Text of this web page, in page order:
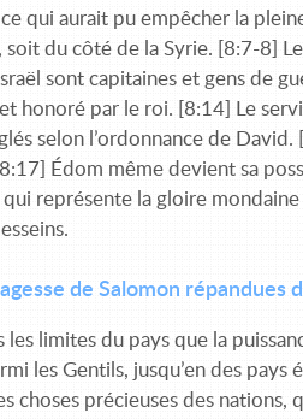
qui aurait pu empêcher la
du côté de la Syrie. [8:7-8]
sont capitaines et gens de
honoré par le roi. [8:14] Le
selon l’ordonnance de
Édom même devient sa
représente la gloire
de Salomon répandues
les limites du pays que la
les Gentils, jusqu’en des
choses précieuses des